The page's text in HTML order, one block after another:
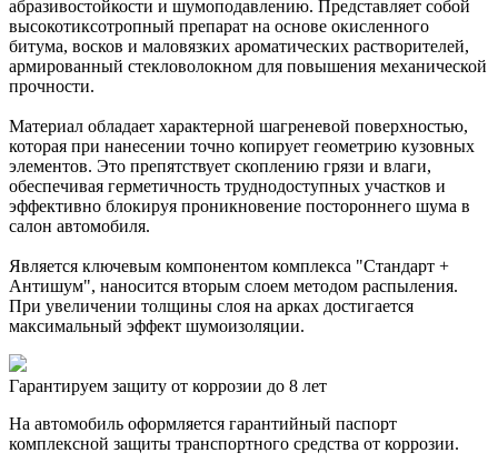
абразивостойкости и шумоподавлению. Представляет собой
высокотиксотропный препарат на основе окисленного
битума, восков и маловязких ароматических растворителей,
армированный стекловолокном для повышения механической
прочности.
Материал обладает характерной шагреневой поверхностью,
которая при нанесении точно копирует геометрию кузовных
элементов. Это препятствует скоплению грязи и влаги,
обеспечивая герметичность труднодоступных участков и
эффективно блокируя проникновение постороннего шума в
салон автомобиля.
Является ключевым компонентом комплекса "Стандарт +
Антишум", наносится вторым слоем методом распыления.
При увеличении толщины слоя на арках достигается
максимальный эффект шумоизоляции.
Гарантируем защиту от коррозии до 8 лет
На автомобиль оформляется гарантийный паспорт
комплексной защиты транспортного средства от коррозии.